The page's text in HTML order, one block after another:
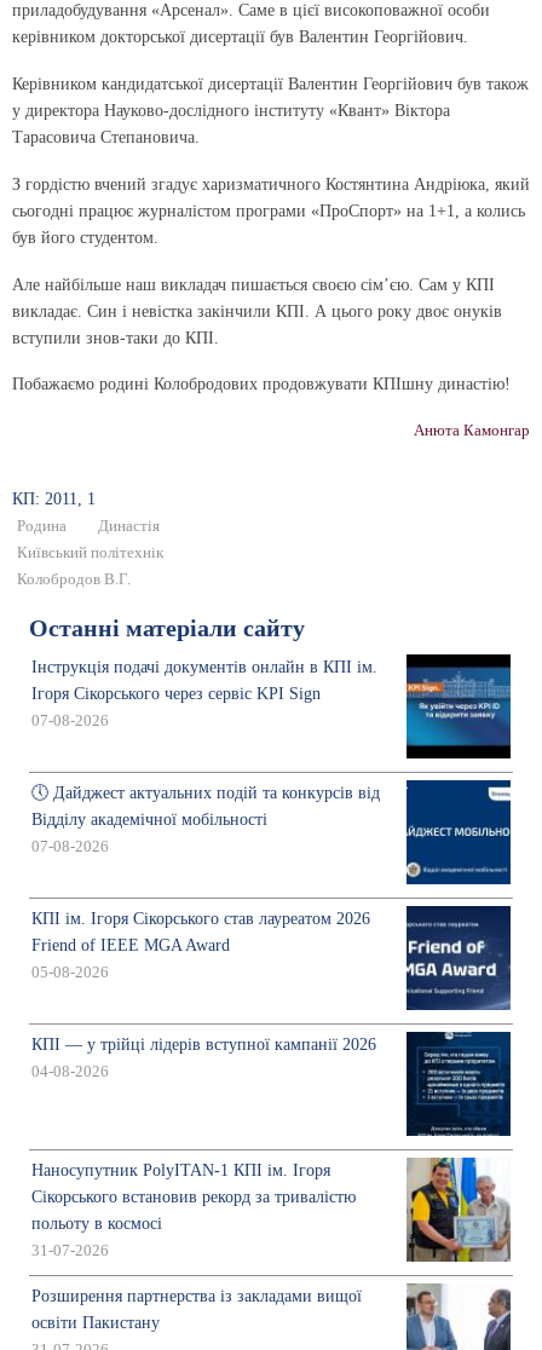
приладобудування «Арсенал». Саме в цієї високоповажної особи
керівником докторської дисертації був Валентин Георгійович.
Керівником кандидатської дисертації Валентин Георгійович був також
у директора Науково-дослідного інституту «Квант» Віктора
Тарасовича Степановича.
З гордістю вчений згадує харизматичного Костянтина Андріюка, який
сьогодні працює журналістом програми «ПроСпорт» на 1+1, а колись
був його студентом.
Але найбільше наш викладач пишається своєю сім’єю. Сам у КПІ
викладає. Син і невістка закінчили КПІ. А цього року двоє онуків
вступили знов-таки до КПІ.
Побажаємо родині Колобродових продовжувати КПІшну династію!
Анюта Камонгар
КП: 2011, 1
Родина
Династія
Київський політехнік
Колобродов В.Г.
Останні матеріали сайту
Інструкція подачі документів онлайн в КПІ ім.
Ігоря Сікорського через сервіс KPI Sign
07-08-2026
🕔 Дайджест актуальних подій та конкурсів від
Відділу академічної мобільності
07-08-2026
КПІ ім. Ігоря Сікорського став лауреатом 2026
Friend of IEEE MGA Award
05-08-2026
КПІ — у трійці лідерів вступної кампанії 2026
04-08-2026
Наносупутник PolyITAN-1 КПІ ім. Ігоря
Сікорського встановив рекорд за тривалістю
польоту в космосі
31-07-2026
Розширення партнерства із закладами вищої
освіти Пакистану